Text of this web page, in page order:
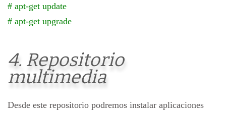
# apt-get update
# apt-get upgrade
4. Repositorio
multimedia
Desde este repositorio podremos instalar aplicaciones